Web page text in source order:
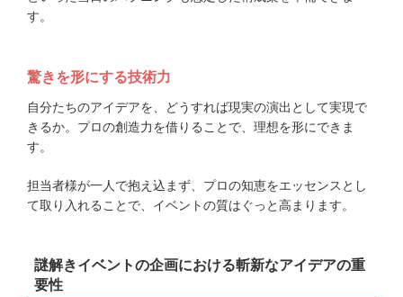
す。
驚きを形にする技術力
自分たちのアイデアを、どうすれば現実の演出として実現で
きるか。プロの創造力を借りることで、理想を形にできま
す。
担当者様が一人で抱え込まず、プロの知恵をエッセンスとし
て取り入れることで、イベントの質はぐっと高まります。
謎解きイベントの企画における斬新なアイデアの重
要性